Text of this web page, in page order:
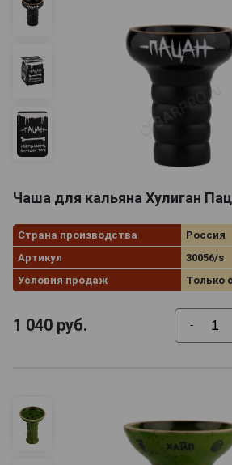
Чаша для кальяна Хулиган
Страна производства
Россия
Артикул
30056/s
Условия продаж
Только
1 040 руб. -